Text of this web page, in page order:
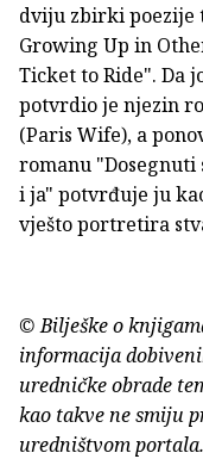
dviju zbirki poezije
Growing Up in
Ticket to Ride". Da
potvrdio je njezin
(Paris Wife), a
romanu
i ja" potvrđuje ju
vješto portretira
© Bilješke o
informacija
uredničke obrade
kao takve ne smiju
uredništvom portala.